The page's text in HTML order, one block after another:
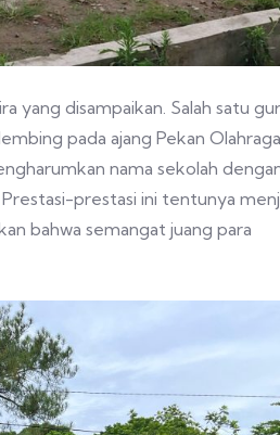
yang disampaikan. Salah satu
pada ajang Pekan Olahraga
nama sekolah
prestasi ini tentunya
bahwa semangat juang para